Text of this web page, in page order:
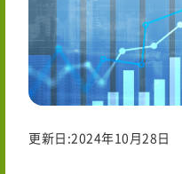
更新日:2024年10月28日